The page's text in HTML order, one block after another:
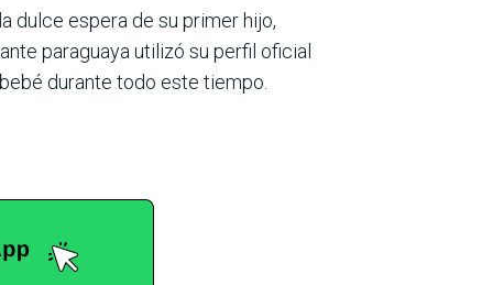
dulce espera de su primer hijo,
paraguaya utilizó su perfil oficial
durante todo este tiempo.